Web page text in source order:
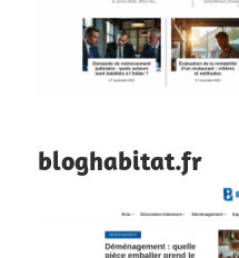
bloghabitat.fr